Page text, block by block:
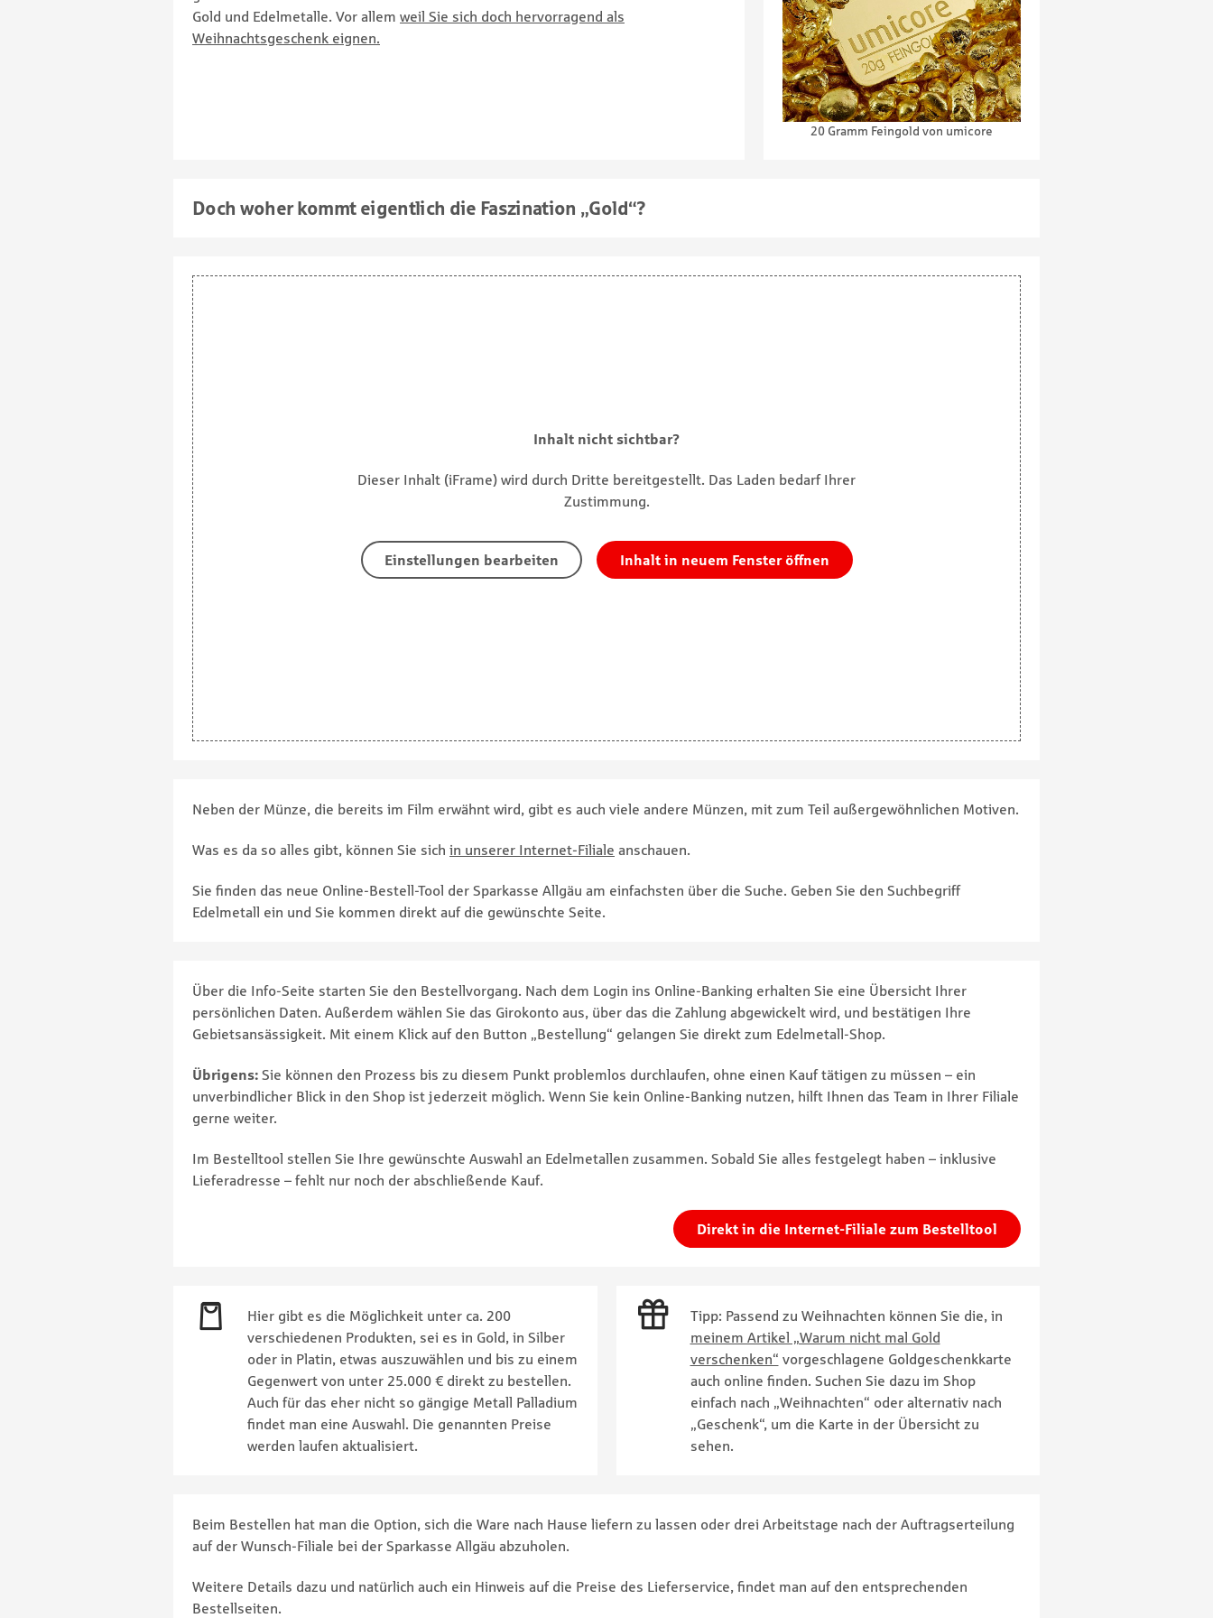
Gold und Edelmetalle. Vor allem weil Sie sich doch hervorragend als
Weihnachtsgeschenk eignen.
20 Gramm Feingold von umicore
Doch woher kommt eigentlich die Faszination „Gold“?
Inhalt nicht sichtbar?
Dieser Inhalt (iFrame) wird durch Dritte bereitgestellt. Das Laden bedarf Ihrer
Zustimmung.
Einstellungen bearbeiten Inhalt in neuem Fenster öffnen
Neben der Münze, die bereits im Film erwähnt wird, gibt es auch viele andere Münzen, mit zum Teil außergewöhnlichen Motiven.
Was es da so alles gibt, können Sie sich in unserer Internet-Filiale anschauen.
Sie finden das neue Online-Bestell-Tool der Sparkasse Allgäu am einfachsten über die Suche. Geben Sie den Suchbegriff
Edelmetall ein und Sie kommen direkt auf die gewünschte Seite.
Über die Info-Seite starten Sie den Bestellvorgang. Nach dem Login ins Online-Banking erhalten Sie eine Übersicht Ihrer
persönlichen Daten. Außerdem wählen Sie das Girokonto aus, über das die Zahlung abgewickelt wird, und bestätigen Ihre
Gebietsansässigkeit. Mit einem Klick auf den Button „Bestellung“ gelangen Sie direkt zum Edelmetall-Shop.
Übrigens: Sie können den Prozess bis zu diesem Punkt problemlos durchlaufen, ohne einen Kauf tätigen zu müssen – ein
unverbindlicher Blick in den Shop ist jederzeit möglich. Wenn Sie kein Online-Banking nutzen, hilft Ihnen das Team in Ihrer Filiale
gerne weiter.
Im Bestelltool stellen Sie Ihre gewünschte Auswahl an Edelmetallen zusammen. Sobald Sie alles festgelegt haben – inklusive
Lieferadresse – fehlt nur noch der abschließende Kauf.
Direkt in die Internet-Filiale zum Bestelltool
Hier gibt es die Möglichkeit unter ca. 200
verschiedenen Produkten, sei es in Gold, in Silber
oder in Platin, etwas auszuwählen und bis zu einem
Gegenwert von unter 25.000 € direkt zu bestellen.
Auch für das eher nicht so gängige Metall Palladium
findet man eine Auswahl. Die genannten Preise
werden laufen aktualisiert.
Tipp: Passend zu Weihnachten können Sie die, in
meinem Artikel „Warum nicht mal Gold
verschenken“ vorgeschlagene Goldgeschenkkarte
auch online finden. Suchen Sie dazu im Shop
einfach nach „Weihnachten“ oder alternativ nach
„Geschenk“, um die Karte in der Übersicht zu
sehen.
Beim Bestellen hat man die Option, sich die Ware nach Hause liefern zu lassen oder drei Arbeitstage nach der Auftragserteilung
auf der Wunsch-Filiale bei der Sparkasse Allgäu abzuholen.
Weitere Details dazu und natürlich auch ein Hinweis auf die Preise des Lieferservice, findet man auf den entsprechenden
Bestellseiten.